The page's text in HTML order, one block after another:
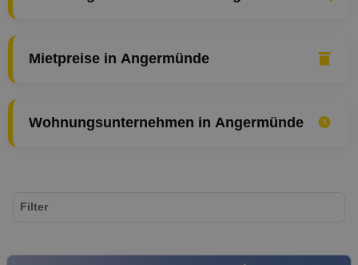
Mietpreise in Angermünde
Wohnungsunternehmen in Angermünde
Filter